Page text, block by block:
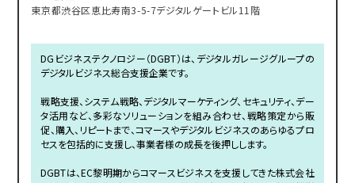
東京都渋谷区恵比寿南3-5-7デジタルゲートビル11階
DGビジネステクノロジー（DGBT）は、デジタルガレージグループの
デジタルビジネス総合支援企業です。
戦略支援、システム戦略、デジタルマーケティング、セキュリティ、デー
タ活用など、多彩なソリューションを組み合わせ、戦略策定から販
促、購入、リピートまで、コマースやデジタルビジネスのあらゆるプロ
セスを包括的に支援し、事業者様の成長を後押しします。
DGBTは、EC黎明期からコマースビジネスを支援してきた株式会社